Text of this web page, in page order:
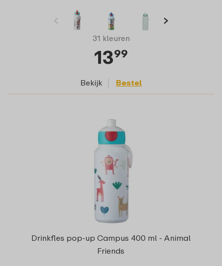
31 kleuren
1399
Bekijk Bestel
Drinkfles pop-up Campus 400 ml - Animal
Friends